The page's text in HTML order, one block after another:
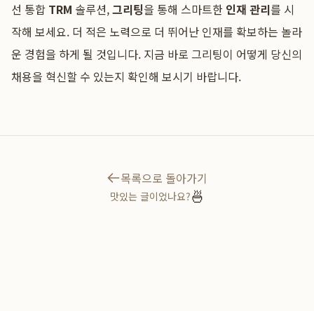
선 통합 TRM 솔루션,그리팅을 통해 스마트한 인재 관리를 시
작해 보세요. 더 적은 노력으로 더 뛰어난 인재를 확보하는 놀라
운 경험을 하게 될 것입니다. 지금 바로 그리팅이 어떻게 당신의
채용을 혁신할 수 있는지 확인해 보시기 바랍니다.
목록으로 돌아가기
맛있는 글이었나요?🍜